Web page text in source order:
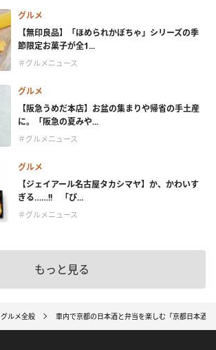
グルメ
【無印良品】「ほめられかぼちゃ」シリーズの季
節限定お菓子が全1...
＃グルメニュース
グルメ
【阪急うめだ本店】お盆の集まりや帰省の手土産
に。「阪急の夏みや...
＃グルメニュース
グルメ
【ジェイアール名古屋タカシマヤ】か、かわいす
ぎる……!! 「ぴ...
＃グルメニュース
もっと見る
グルメ全般 車内で京都の日本酒と弁当を楽しむ「京都日本酒